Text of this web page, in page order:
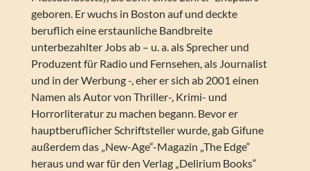
geboren. Er wuchs in Boston auf und deckte
beruflich eine erstaunliche Bandbreite
unterbezahlter Jobs ab – u. a. als Sprecher und
Produzent für Radio und Fernsehen, als Journalist
und in der Werbung -, eher er sich ab 2001 einen
Namen als Autor von Thriller-, Krimi- und
Horrorliteratur zu machen begann. Bevor er
hauptberuflicher Schriftsteller wurde, gab Gifune
außerdem das „New-Age“-Magazin „The Edge“
heraus und war für den Verlag „Delirium Books“